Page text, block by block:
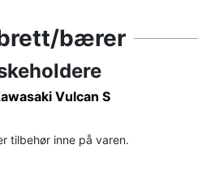
bærer
Vulcan S
tilbehør inne på varen.